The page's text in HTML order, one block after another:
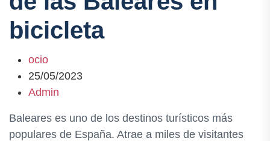
bicicleta
ocio
25/05/2023
Admin
Baleares es uno de los destinos turísticos más
populares de España. Atrae a miles de visitantes